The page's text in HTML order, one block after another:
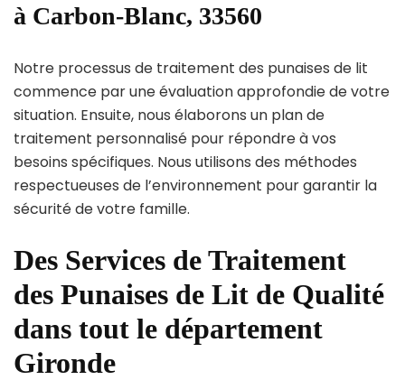
à Carbon-Blanc, 33560
Notre processus de traitement des punaises de lit
commence par une évaluation approfondie de votre
situation. Ensuite, nous élaborons un plan de
traitement personnalisé pour répondre à vos
besoins spécifiques. Nous utilisons des méthodes
respectueuses de l’environnement pour garantir la
sécurité de votre famille.
Des Services de Traitement
des Punaises de Lit de Qualité
dans tout le département
Gironde